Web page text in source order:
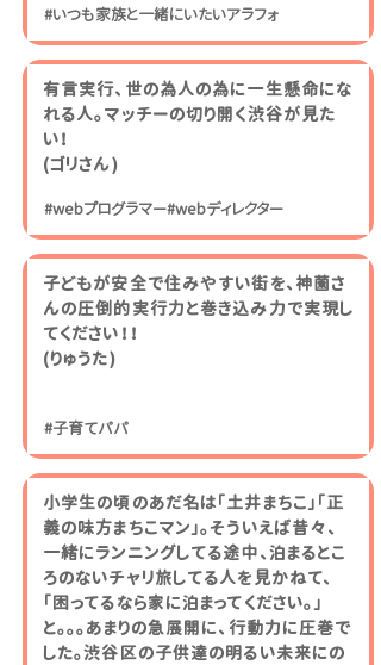
#いつも家族と一緒にいたいアラフォ
有言実行、世の為人の為に一生懸命にな
れる人。マッチーの切り開く渋谷が見た
い！
(ゴリさん)
#webプログラマー#webディレクター
子どもが安全で住みやすい街を、神薗さ
んの圧倒的実行力と巻き込み力で実現し
てください！！
(りゅうた)
#子育てパパ
小学生の頃のあだ名は「土井まちこ」「正
義の味方まちこマン」。そういえば昔々、
一緒にランニングしてる途中、泊まるとこ
ろのないチャリ旅してる人を見かねて、
「困ってるなら家に泊まってください。」
と。。。あまりの急展開に、行動力に圧巻で
した。渋谷区の子供達の明るい未来にの